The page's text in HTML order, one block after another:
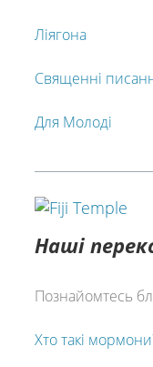
Ліягона
Священні
Для Молоді
Наші
Познайомтесь
Хто такі